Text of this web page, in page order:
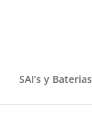
SAI’s y